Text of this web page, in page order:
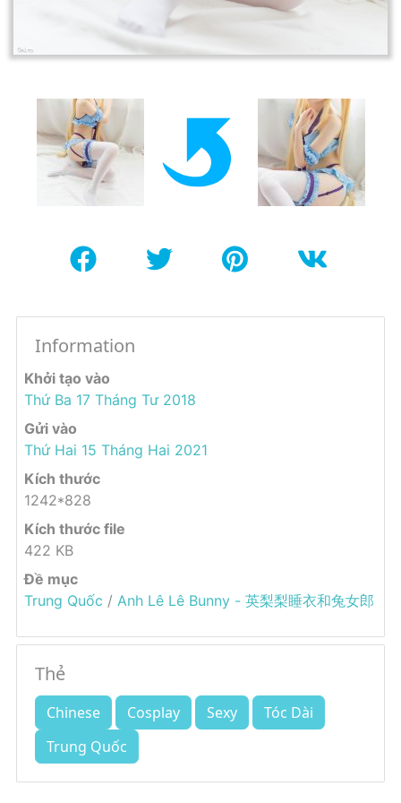
Information
Khởi tạo vào
Thứ Ba 17 Tháng Tư 2018
Gửi vào
Thứ Hai 15 Tháng Hai 2021
Kích thước
1242*828
Kích thước file
422 KB
Đề mục
Trung Quốc / Anh Lê Lê Bunny - 英梨梨睡衣和兔女郎
Thẻ
Chinese Cosplay Sexy
Tóc Dài
Trung Quốc